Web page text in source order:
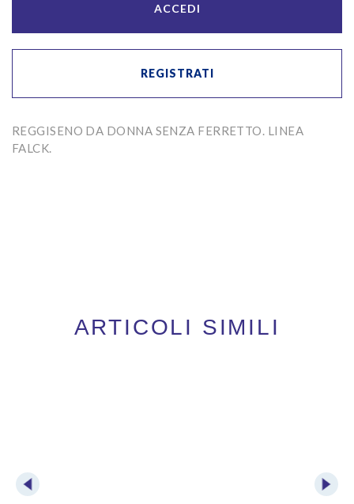
ACCEDI
REGISTRATI
REGGISENO DA DONNA SENZA FERRETTO. LINEA
FALCK.
ARTICOLI SIMILI